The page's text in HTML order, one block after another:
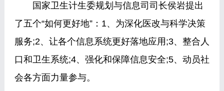
国家卫生计生委规划与信息司司长侯岩提出
了五个“如何更好地”：1、为深化医改与科学决策
服务;2、让各个信息系统更好落地应用;3、整合人
口和卫生系统;4、强化和保障信息安全;5、动员社
会各方面力量参与。